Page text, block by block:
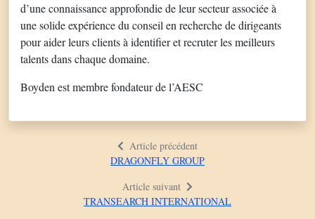
d’une connaissance approfondie de leur secteur associée à
une solide expérience du conseil en recherche de dirigeants
pour aider leurs clients à identifier et recruter les meilleurs
talents dans chaque domaine.
Boyden est membre fondateur de l’AESC
Article précédent
DRAGONFLY GROUP
Article suivant
TRANSEARCH INTERNATIONAL